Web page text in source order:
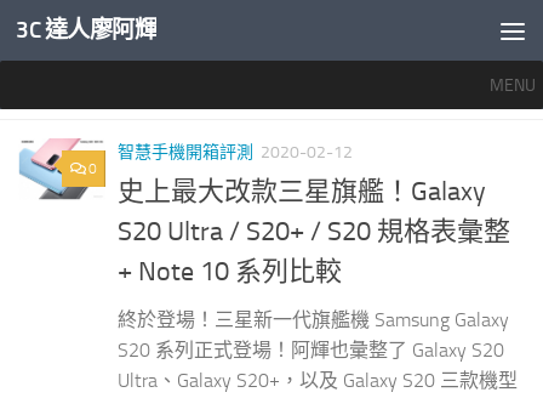
內文下方
3C 達人廖阿輝
MENU
0
智慧手機開箱評測 2020-02-12
史上最大改款三星旗艦！Galaxy
S20 Ultra / S20+ / S20 規格表彙整
+ Note 10 系列比較
終於登場！三星新一代旗艦機 Samsung Galaxy
S20 系列正式登場！阿輝也彙整了 Galaxy S20
Ultra、Galaxy S20+，以及 Galaxy S20 三款機型